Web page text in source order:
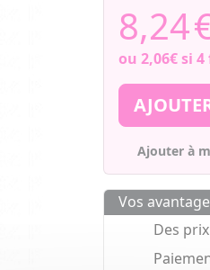
8,24
ou 2,06€si 4
Ajouter à
Vos
Des prix